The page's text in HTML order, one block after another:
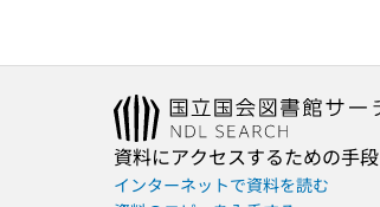
資料にアクセスするための手段
インターネットで資料を読む